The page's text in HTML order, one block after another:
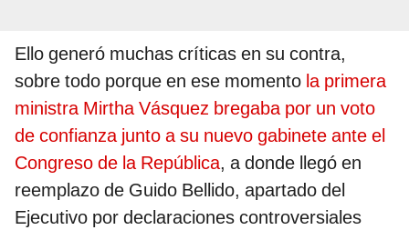
Ello generó muchas críticas en su contra,
sobre todo porque en ese momento la primera
ministra Mirtha Vásquez bregaba por un voto
de confianza junto a su nuevo gabinete ante el
Congreso de la República, a donde llegó en
reemplazo de Guido Bellido, apartado del
Ejecutivo por declaraciones controversiales